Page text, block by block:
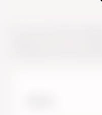
For et par år siden
Singapore efter et par
til at gå lidt rundt og